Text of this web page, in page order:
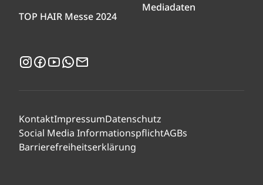
TOP HAIR Messe 2024
Mediadaten
Instagram
Facebook
YouTubeWhatsApp
KontaktImpressumDatenschutz
Social Media InformationspflichtAGBs
Barrierefreiheitserklärung